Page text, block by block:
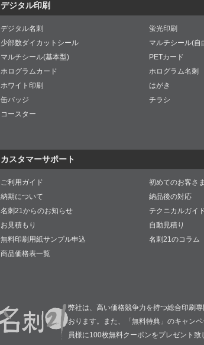
デジタル印刷
デジタル名刺
蛍光印刷
少部数ダイカットシール
マルチシール(自
マルチシール(基本型)
PETカード
ホログラムカード
ホログラム名刺
ホワイト印刷
はがき
缶バッジ
チラシ
コースター
カスタマーサポート
ご利用ガイド 初めてのお客さ
納期について
納品後の対応
名刺21からのお知らせ
テクニカルガイ
お見積もり
自動見積り
無料印刷用紙サンプル申込
名刺21のコラム
商品価格表一覧
弊社は、高い価格競争力を持つ総合印刷
おります。また、「無料特典」のキャン
員様に100枚無料クーポンをプレゼント致